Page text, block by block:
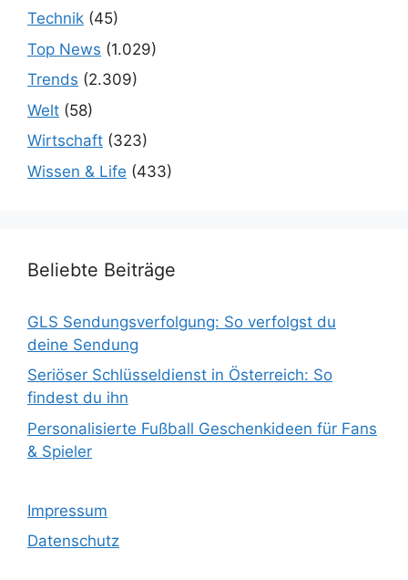
Technik (45)
Top News (1.029)
Trends (2.309)
Welt (58)
Wirtschaft (323)
Wissen & Life (433)
Beliebte Beiträge
GLS Sendungsverfolgung: So verfolgst du
deine Sendung
Seriöser Schlüsseldienst in Österreich: So
findest du ihn
Personalisierte Fußball Geschenkideen für Fans
& Spieler
Impressum
Datenschutz